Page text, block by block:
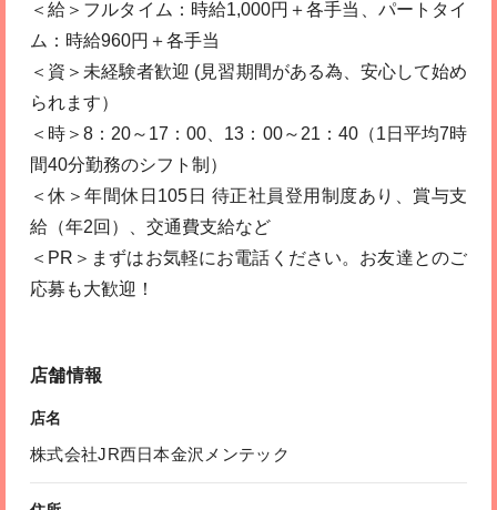
＜給＞フルタイム：時給1,000円＋各手当、パートタイ
ム：時給960円＋各手当
＜資＞未経験者歓迎 (見習期間がある為、安心して始め
られます）
＜時＞8：20～17：00、13：00～21：40（1日平均7時
間40分勤務のシフト制）
＜休＞年間休日105日 待正社員登用制度あり、賞与支
給（年2回）、交通費支給など
＜PR＞まずはお気軽にお電話ください。お友達とのご
応募も大歓迎！
店舗情報
店名
株式会社JR西日本金沢メンテック